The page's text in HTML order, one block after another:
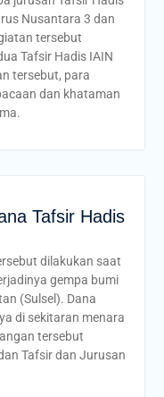
Nusantara 3 dan
tersebut
Tafsir Hadis IAIN
tersebut, para
dan khataman
Tafsir Hadis
dilakukan saat
gempa bumi
(Sulsel). Dana
di sekitaran menara
tersebut
Tafsir dan Jurusan